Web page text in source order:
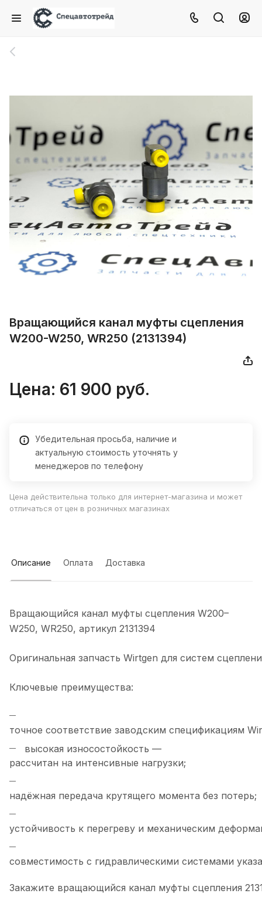
Вpащающийcя канал муфты сцепления
W200-W250, WR250 (2131394)
Цена: 61 900 руб.
Убедительная просьба, наличие и
актуальную стоимость уточнять у
менеджеров по телефону
Цена действительна только для интернет-магазина и может
отличаться от цен в розничных магазинах
Описание Оплата Доставка
Вращающийся канал муфты сцепления W200–
W250, WR250, артикул 2131394
Оригинальная запчасть Wirtgen для систем
Ключевые преимущества:
точное соответствие заводским спецификациям
высокая износостойкость —
рассчитан на интенсивные нагрузки;
надёжная передача крутящего момента без потерь;
устойчивость к перегреву и механическим
совместимость с гидравлическими системами
Закажите вращающийся канал муфты сцепления